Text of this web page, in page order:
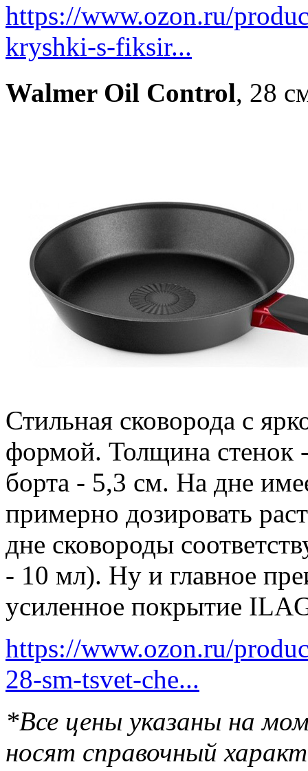
https://www.ozon.ru/
kryshki-s-fiksir...
Walmer Oil Control, 28
Стильная сковорода с
формой. Толщина
борта - 5,3 см. На дне
примерно дозировать
дне сковороды
- 10 мл). Ну и главное
усиленное покрытие
https://www.ozon.ru/
28-sm-tsvet-che...
*Все цены указаны на
носят справочный